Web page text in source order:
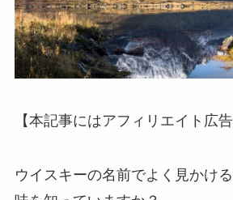
【本記事にはアフィリエイト広
ウイスキーの名前でよく見かけ